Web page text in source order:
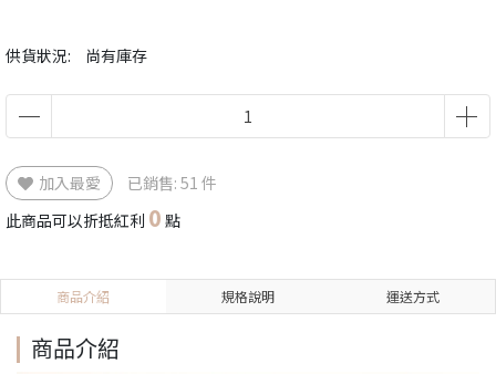
供貨狀況: 尚有庫存
加入最愛
已銷售: 51 件
此商品可以折抵紅利 0 點
商品介紹 規格說明 運送方式
商品介紹